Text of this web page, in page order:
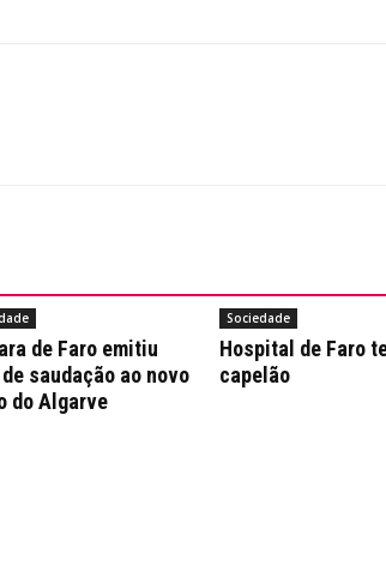
de Faro emitiu
saudação ao novo
do Algarve
Sociedade
Hospital de Faro
capelão